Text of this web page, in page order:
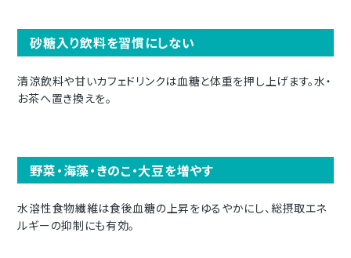
砂糖入り飲料を習慣にしない
清涼飲料や甘いカフェドリンクは血糖と体重を押し上げます。水・
お茶へ置き換えを。
野菜・海藻・きのこ・大豆を増やす
水溶性食物繊維は食後血糖の上昇をゆるやかにし、総摂取エネ
ルギーの抑制にも有効。